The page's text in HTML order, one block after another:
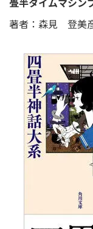
著者：森見 登美